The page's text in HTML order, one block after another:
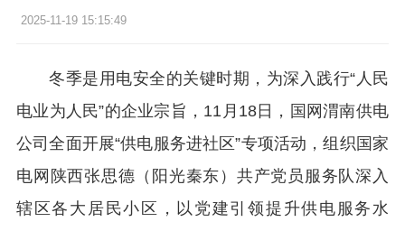
2025-11-19 15:15:49
冬季是用电安全的关键时期，为深入践行“人民
电业为人民”的企业宗旨，11月18日，国网渭南供电
公司全面开展“供电服务进社区”专项活动，组织国家
电网陕西张思德（阳光秦东）共产党员服务队深入
辖区各大居民小区，以党建引领提升供电服务水